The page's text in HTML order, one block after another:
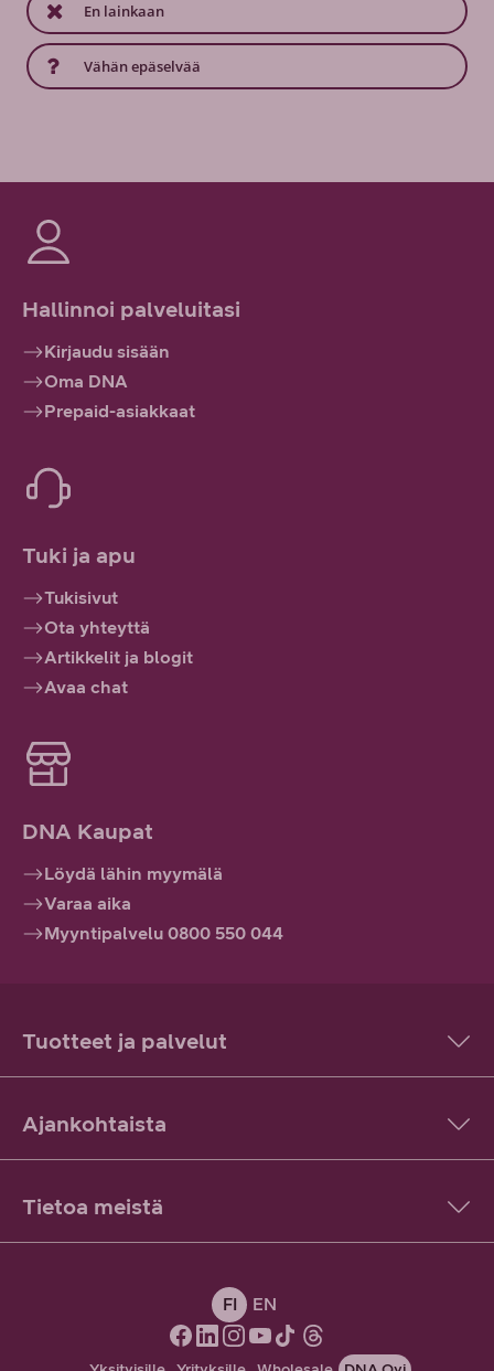
En lainkaan
Vähän epäselvää
Hallinnoi palveluitasi
Kirjaudu sisään
Oma DNA
Prepaid-asiakkaat
Tuki ja apu
Tukisivut
Ota yhteyttä
Artikkelit ja blogit
Avaa chat
DNA Kaupat
Löydä lähin myymälä
Varaa aika
Myyntipalvelu 0800 550 044
Tuotteet ja palvelut
Ajankohtaista
Tietoa meistä
FI EN